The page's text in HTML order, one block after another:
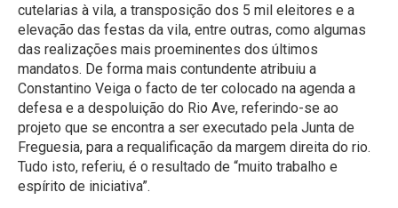
cutelarias à vila, a transposição dos 5 mil eleitores e a
elevação das festas da vila, entre outras, como algumas
das realizações mais proeminentes dos últimos
mandatos. De forma mais contundente atribuiu a
Constantino Veiga o facto de ter colocado na agenda a
defesa e a despoluição do Rio Ave, referindo-se ao
projeto que se encontra a ser executado pela Junta de
Freguesia, para a requalificação da margem direita do rio.
Tudo isto, referiu, é o resultado de “muito trabalho e
espírito de iniciativa”.